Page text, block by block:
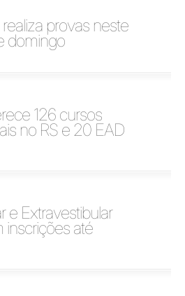
realiza provas neste
domingo
126 cursos
no RS e 20 EAD
e Extravestibular
inscrições até